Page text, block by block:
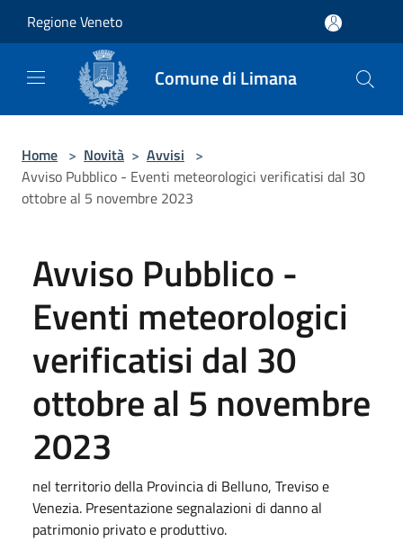
Regione Veneto
Comune di Limana
Home > Novità > Avvisi >
Avviso Pubblico - Eventi meteorologici verificatisi dal 30
ottobre al 5 novembre 2023
Avviso Pubblico -
Eventi meteorologici
verificatisi dal 30
ottobre al 5 novembre
2023
nel territorio della Provincia di Belluno, Treviso e
Venezia. Presentazione segnalazioni di danno al
patrimonio privato e produttivo.